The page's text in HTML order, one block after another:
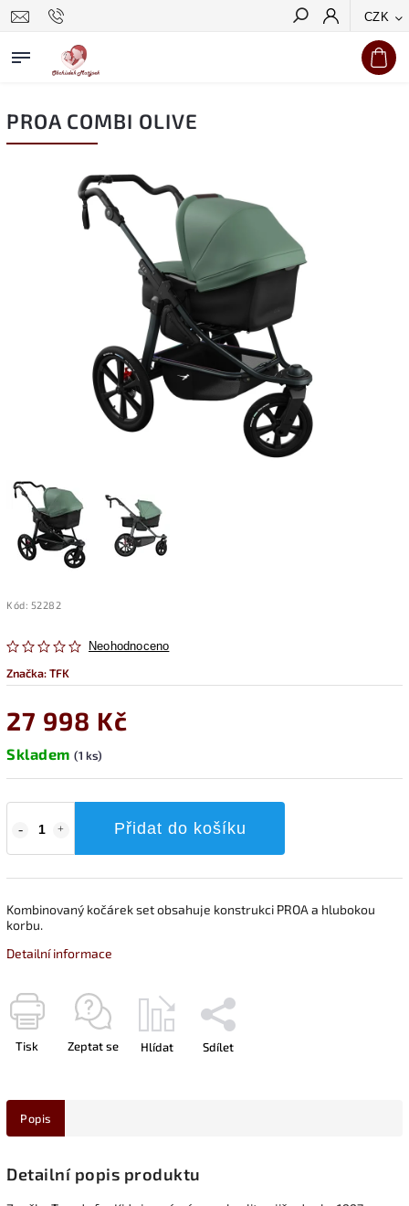
CZK
Hledat
PROA COMBI OLIVE
Kód: 52282
Neohodnoceno
Značka:TFK
27 998 Kč
Skladem (1 ks)
Přidat do košíku
Kombinovaný kočárek set obsahuje konstrukci PROA a hlubokou
korbu.
Detailní informace
Tisk Zeptat se Hlídat Sdílet
Popis
Detailní popis produktu